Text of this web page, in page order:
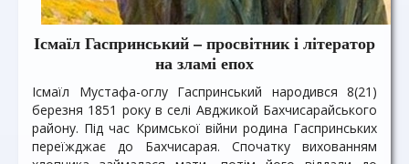
Ісмаїл Гаспринський – просвітник і літератор
на зламі епох
Ісмаїл Мустафа-оглу Гаспринський народився 8(21)
березня 1851 року в селі Авджикой Бахчисарайського
району. Під час Кримської війни родина Гаспринських
переїжджає до Бахчисарая. Спочатку вихованням